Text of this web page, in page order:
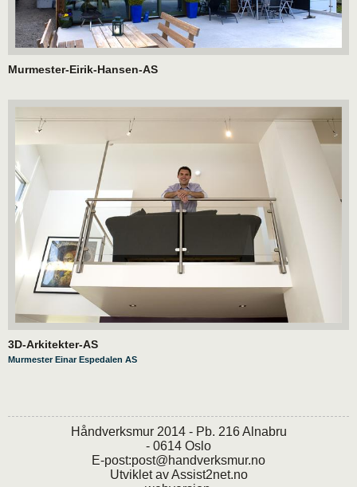
Murmester-Eirik-Hansen-AS
3D-Arkitekter-AS
Murmester Einar Espedalen AS
Håndverksmur 2014 - Pb. 216 Alnabru
- 0614 Oslo
E-post:post@handverksmur.no
Utviklet avAssist2net.no